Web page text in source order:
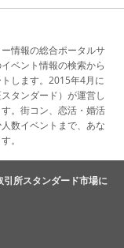
情報の総合ポータルサ
ベント情報の検索から
します。2015年4月に
タンダード）が運営し
。街コン、恋活・婚活
数イベントまで、あな
。
所スタンダード市場に